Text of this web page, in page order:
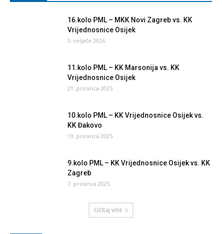
16.kolo PML – MKK Novi Zagreb vs. KK
Vrijednosnice Osijek
5. veljače 2026.
11.kolo PML – KK Marsonija vs. KK
Vrijednosnice Osijek
21. prosinca 2025.
10.kolo PML – KK Vrijednosnice Osijek vs.
KK Đakovo
13. prosinca 2025.
9.kolo PML – KK Vrijednosnice Osijek vs. KK
Zagreb
7. prosinca 2025.
Učitaj više